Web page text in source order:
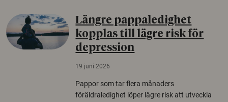
Längre pappaledighet
kopplas till lägre risk för
depression
19 juni 2026
Pappor som tar flera månaders
föräldraledighet löper lägre risk att utveckla